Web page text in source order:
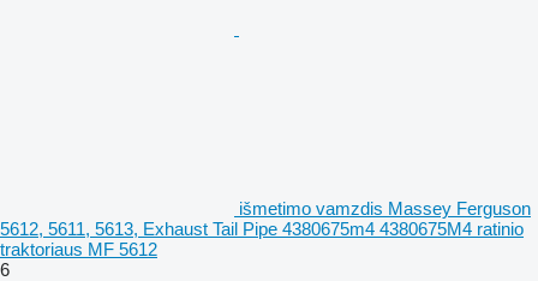
išmetimo vamzdis Massey Ferguson
5612, 5611, 5613, Exhaust Tail Pipe 4380675m4 4380675M4 ratinio
traktoriaus MF 5612
6